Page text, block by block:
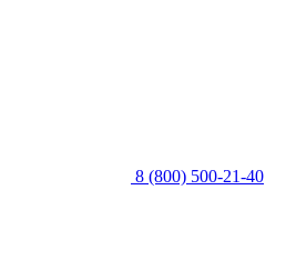
8 (800) 500-21-40